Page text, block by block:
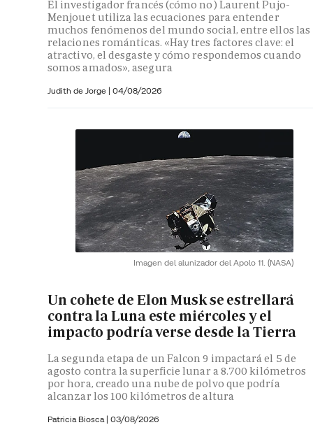
El investigador francés (cómo no) Laurent Pujo-
Menjouet utiliza las ecuaciones para entender
muchos fenómenos del mundo social, entre ellos las
relaciones románticas. «Hay tres factores clave: el
atractivo, el desgaste y cómo respondemos cuando
somos amados», asegura
Judith de Jorge | 04/08/2026
Imagen del alunizador del Apolo 11. (NASA)
Un cohete de Elon Musk se estrellará
contra la Luna este miércoles y el
impacto podría verse desde la Tierra
La segunda etapa de un Falcon 9 impactará el 5 de
agosto contra la superficie lunar a 8.700 kilómetros
por hora, creado una nube de polvo que podría
alcanzar los 100 kilómetros de altura
Patricia Biosca | 03/08/2026